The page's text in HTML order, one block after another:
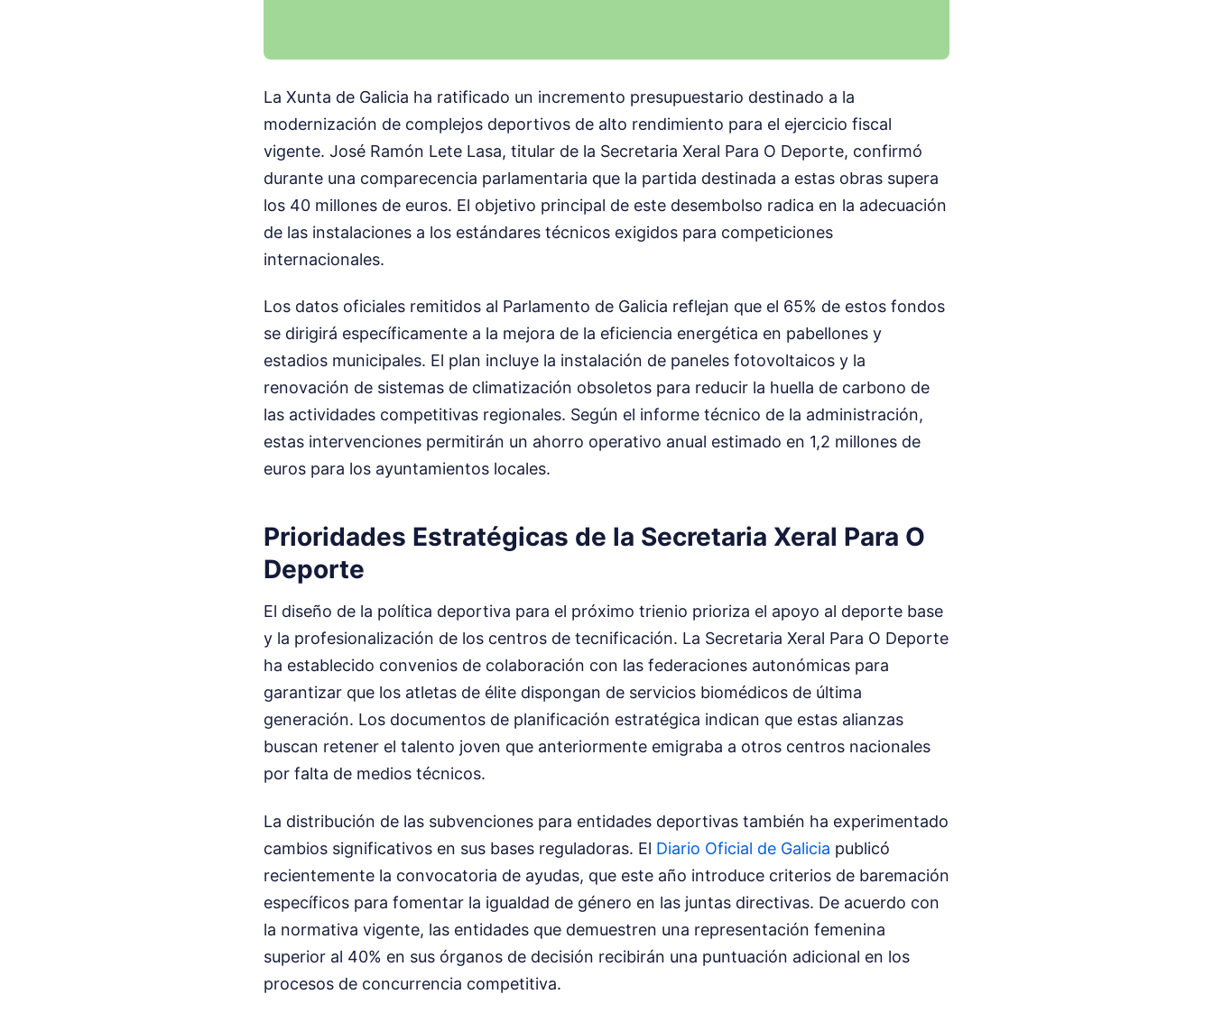
La Xunta de Galicia ha ratificado un incremento presupuestario destinado a la
modernización de complejos deportivos de alto rendimiento para el ejercicio fiscal
vigente. José Ramón Lete Lasa, titular de la Secretaria Xeral Para O Deporte, confirmó
durante una comparecencia parlamentaria que la partida destinada a estas obras supera
los 40 millones de euros. El objetivo principal de este desembolso radica en la adecuación
de las instalaciones a los estándares técnicos exigidos para competiciones
internacionales.
Los datos oficiales remitidos al Parlamento de Galicia reflejan que el 65% de estos fondos
se dirigirá específicamente a la mejora de la eficiencia energética en pabellones y
estadios municipales. El plan incluye la instalación de paneles fotovoltaicos y la
renovación de sistemas de climatización obsoletos para reducir la huella de carbono de
las actividades competitivas regionales. Según el informe técnico de la administración,
estas intervenciones permitirán un ahorro operativo anual estimado en 1,2 millones de
euros para los ayuntamientos locales.
Prioridades Estratégicas de la Secretaria Xeral Para O
Deporte
El diseño de la política deportiva para el próximo trienio prioriza el apoyo al deporte base
y la profesionalización de los centros de tecnificación. La Secretaria Xeral Para O Deporte
ha establecido convenios de colaboración con las federaciones autonómicas para
garantizar que los atletas de élite dispongan de servicios biomédicos de última
generación. Los documentos de planificación estratégica indican que estas alianzas
buscan retener el talento joven que anteriormente emigraba a otros centros nacionales
por falta de medios técnicos.
La distribución de las subvenciones para entidades deportivas también ha experimentado
cambios significativos en sus bases reguladoras. El Diario Oficial de Galicia publicó
recientemente la convocatoria de ayudas, que este año introduce criterios de baremación
específicos para fomentar la igualdad de género en las juntas directivas. De acuerdo con
la normativa vigente, las entidades que demuestren una representación femenina
superior al 40% en sus órganos de decisión recibirán una puntuación adicional en los
procesos de concurrencia competitiva.